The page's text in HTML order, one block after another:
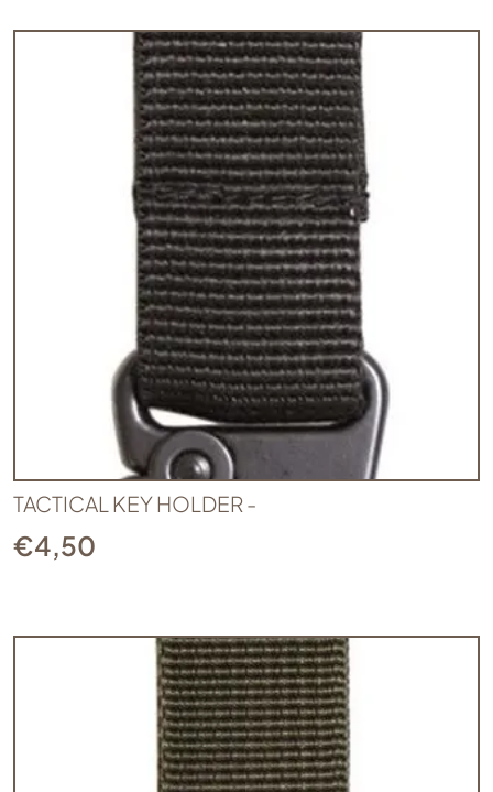
TACTICAL KEY HOLDER -
€4,50